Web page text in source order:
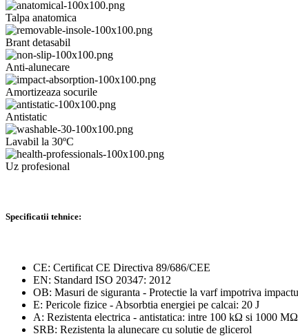
Talpa anatomica
Brant detasabil
Anti-alunecare
Amortizeaza socurile
Antistatic
Lavabil la 30ºC
Uz profesional
Specificatii tehnice:
CE: Certificat CE Directiva 89/686/CEE
EN: Standard ISO 20347: 2012
OB: Masuri de siguranta - Protectie la varf impotriva
E: Pericole fizice - Absorbtia energiei pe calcai: 20 J
A: Rezistenta electrica - antistatica: intre 100 kΩ si 1000 MΩ
SRB: Rezistenta la alunecare cu solutie de glicerol